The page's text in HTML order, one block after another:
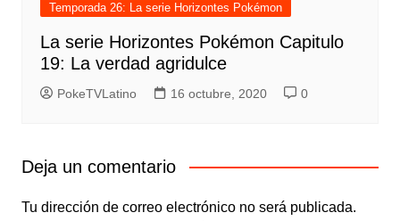
Temporada 26: La serie Horizontes Pokémon
La serie Horizontes Pokémon Capitulo
19: La verdad agridulce
PokeTVLatino 16 octubre, 2020 0
Deja un comentario
Tu dirección de correo electrónico no será publicada.